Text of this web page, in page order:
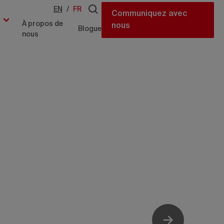
À propos de
nous
Blogue
EN / FR
Communiquez avec
nous